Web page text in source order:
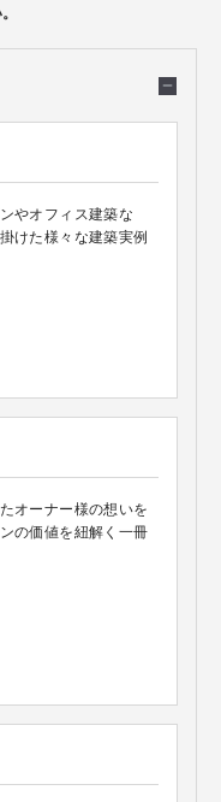
やオフィス建築な
けた様々な建築実例
オーナー様の想いを
の価値を紐解く一冊